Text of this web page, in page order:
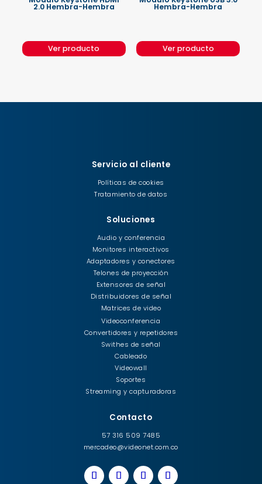
2.0 Hembra-Hembra
Ver producto
Hembra-Hembra
Ver producto
Servicio al cliente
Políticas de cookies
Tratamiento de datos
Soluciones
Audio y conferencia
Monitores interactivos
Adaptadores y conectores
Telones de proyección
Extensores de señal
Distribuidores de señal
Matrices de video
Videoconferencia
Convertidores y repetidores
Swithes de señal
Cableado
Videowall
Soportes
Streaming y capturadoras
Contacto
57 316 509 7485
mercadeo@videonet.com.co